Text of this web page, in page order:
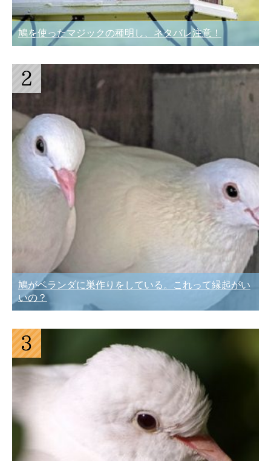
鳩を使ったマジックの種明し、ネタバレ注意！
鳩がベランダに巣作りをしている。これって縁起がい
いの？